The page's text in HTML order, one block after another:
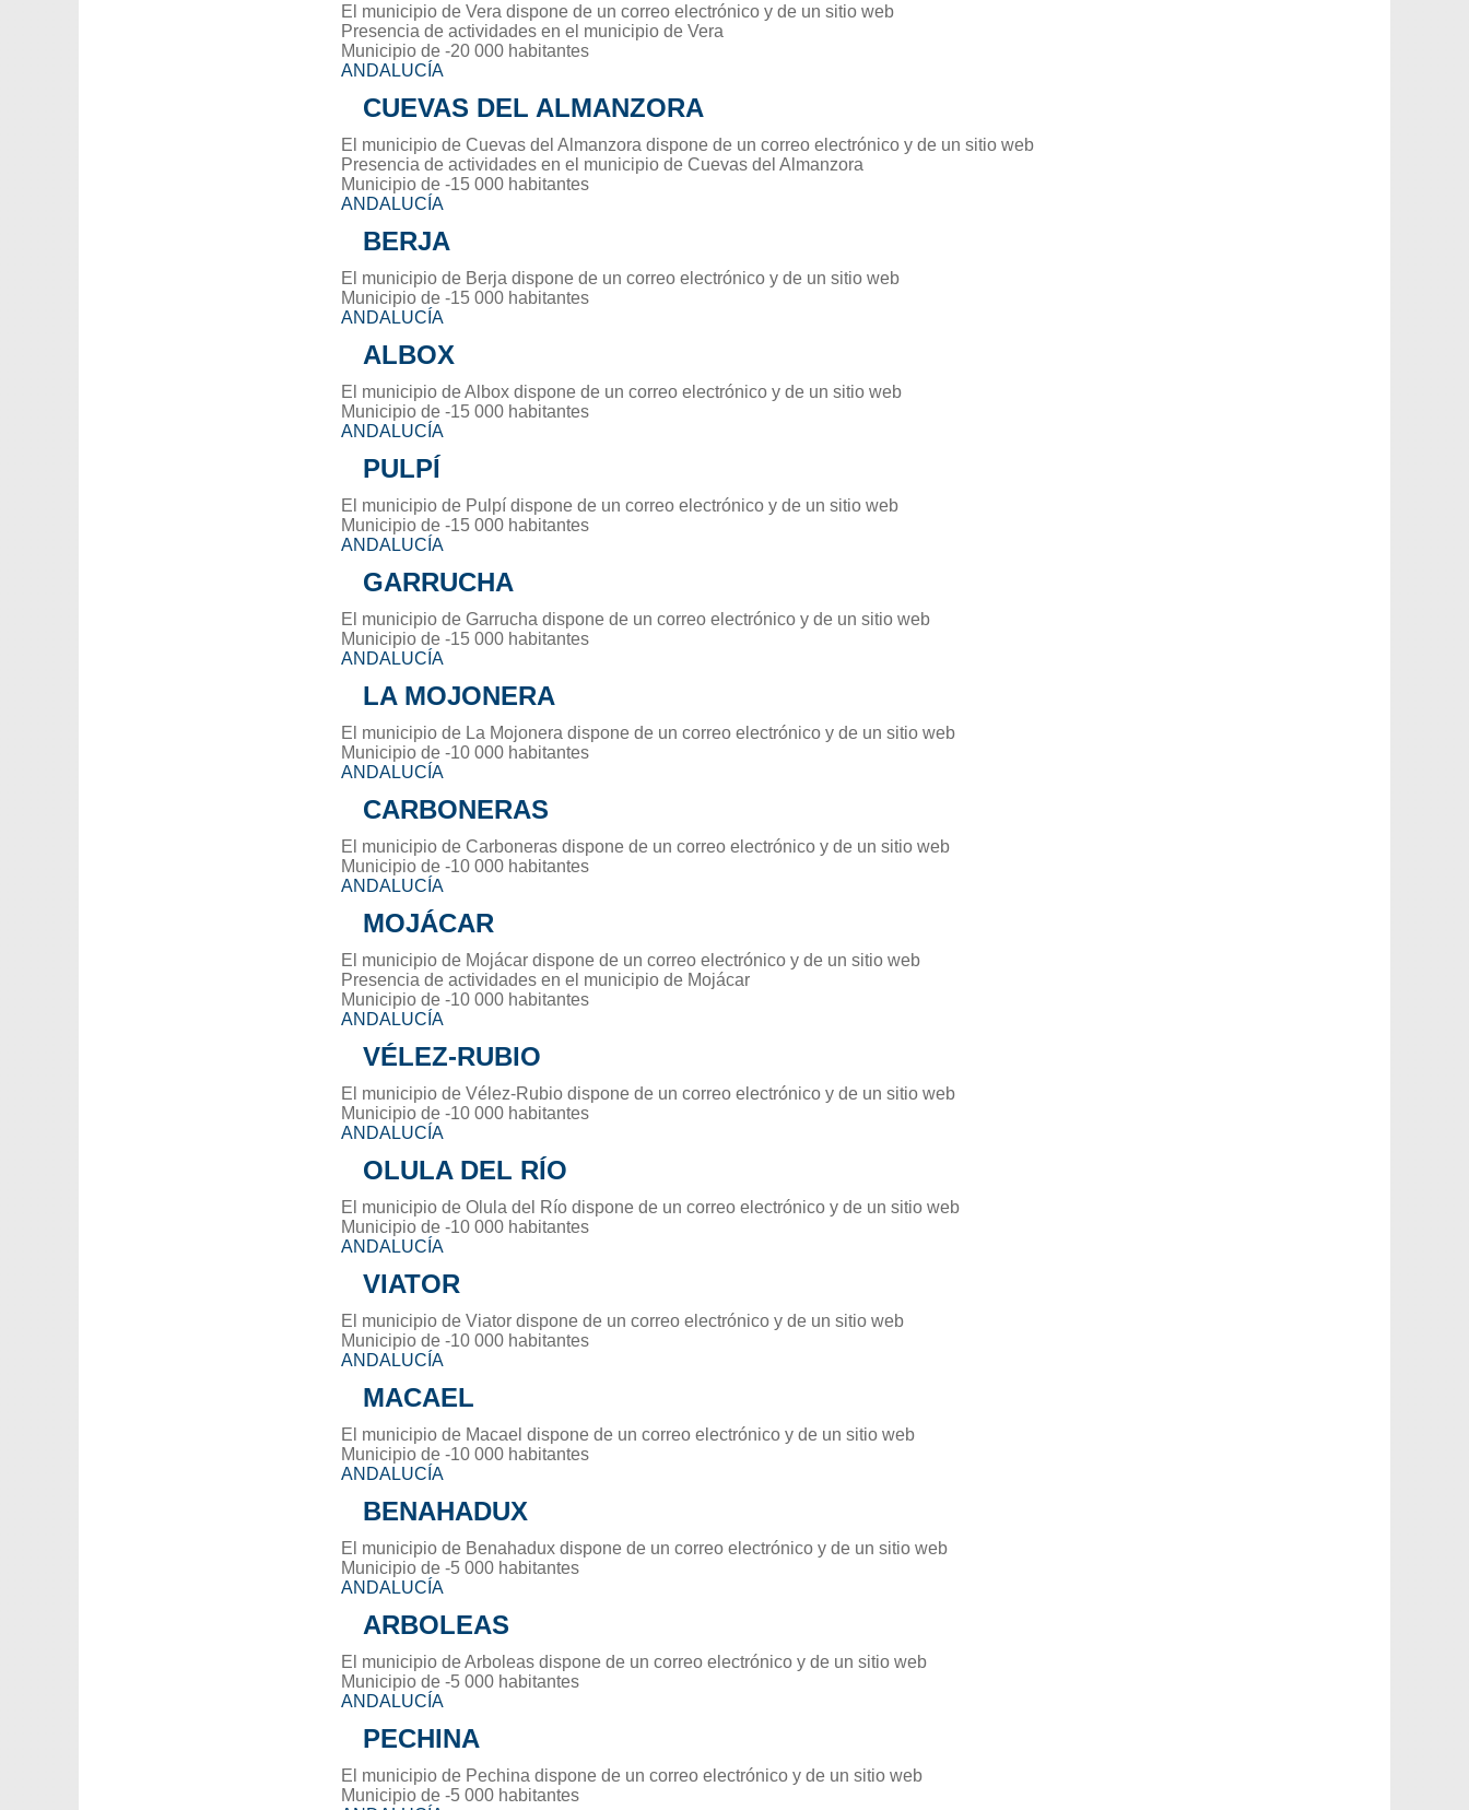
El municipio de Vera dispone de un correo electrónico y de un sitio web
Presencia de actividades en el municipio de Vera
Municipio de -20 000 habitantes
ANDALUCÍA
CUEVAS DEL ALMANZORA
El municipio de Cuevas del Almanzora dispone de un correo electrónico y de un sitio web
Presencia de actividades en el municipio de Cuevas del Almanzora
Municipio de -15 000 habitantes
ANDALUCÍA
BERJA
El municipio de Berja dispone de un correo electrónico y de un sitio web
Municipio de -15 000 habitantes
ANDALUCÍA
ALBOX
El municipio de Albox dispone de un correo electrónico y de un sitio web
Municipio de -15 000 habitantes
ANDALUCÍA
PULPÍ
El municipio de Pulpí dispone de un correo electrónico y de un sitio web
Municipio de -15 000 habitantes
ANDALUCÍA
GARRUCHA
El municipio de Garrucha dispone de un correo electrónico y de un sitio web
Municipio de -15 000 habitantes
ANDALUCÍA
LA MOJONERA
El municipio de La Mojonera dispone de un correo electrónico y de un sitio web
Municipio de -10 000 habitantes
ANDALUCÍA
CARBONERAS
El municipio de Carboneras dispone de un correo electrónico y de un sitio web
Municipio de -10 000 habitantes
ANDALUCÍA
MOJÁCAR
El municipio de Mojácar dispone de un correo electrónico y de un sitio web
Presencia de actividades en el municipio de Mojácar
Municipio de -10 000 habitantes
ANDALUCÍA
VÉLEZ-RUBIO
El municipio de Vélez-Rubio dispone de un correo electrónico y de un sitio web
Municipio de -10 000 habitantes
ANDALUCÍA
OLULA DEL RÍO
El municipio de Olula del Río dispone de un correo electrónico y de un sitio web
Municipio de -10 000 habitantes
ANDALUCÍA
VIATOR
El municipio de Viator dispone de un correo electrónico y de un sitio web
Municipio de -10 000 habitantes
ANDALUCÍA
MACAEL
El municipio de Macael dispone de un correo electrónico y de un sitio web
Municipio de -10 000 habitantes
ANDALUCÍA
BENAHADUX
El municipio de Benahadux dispone de un correo electrónico y de un sitio web
Municipio de -5 000 habitantes
ANDALUCÍA
ARBOLEAS
El municipio de Arboleas dispone de un correo electrónico y de un sitio web
Municipio de -5 000 habitantes
ANDALUCÍA
PECHINA
El municipio de Pechina dispone de un correo electrónico y de un sitio web
Municipio de -5 000 habitantes